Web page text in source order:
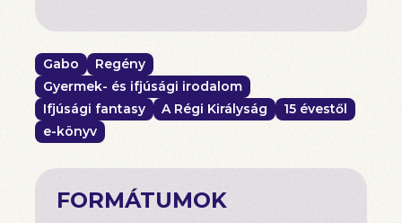
Gabo
Regény
Gyermek- és ifjúsági irodalom
Ifjúsági fantasy
A Régi Királyság
15 évestől
e-könyv
FORMÁTUMOK